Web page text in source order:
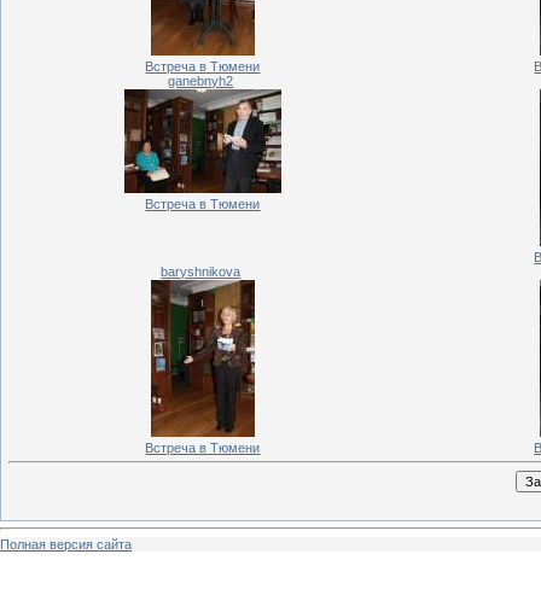
Встреча в Тюмени
ganebnyh2
Встреча в Тюмени
baryshnikova
Встреча в Тюмени
Полная версия сайта